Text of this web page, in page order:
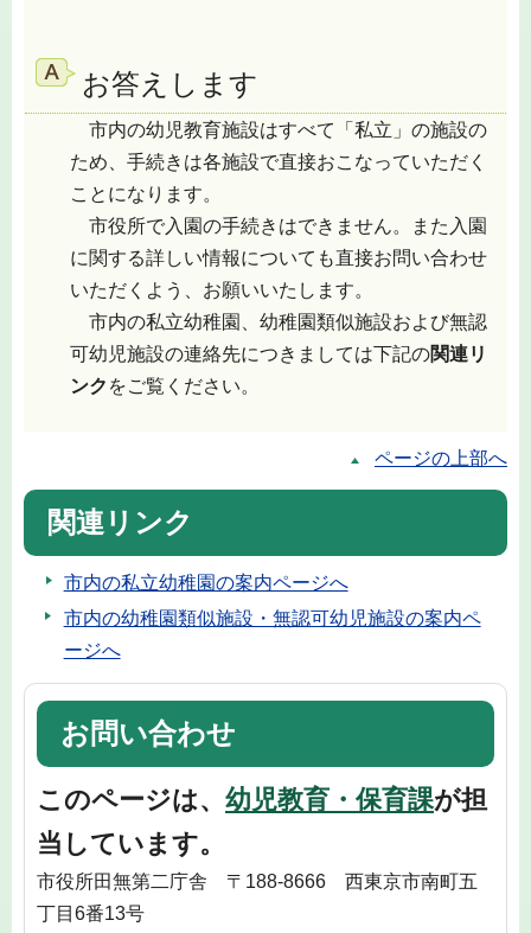
お答えします
市内の幼児教育施設はすべて「私立」の施設の
ため、手続きは各施設で直接おこなっていただく
ことになります。
市役所で入園の手続きはできません。また入園
に関する詳しい情報についても直接お問い合わせ
いただくよう、お願いいたします。
市内の私立幼稚園、幼稚園類似施設および無認
可幼児施設の連絡先につきましては下記の関連リ
ンク をご覧ください。
ページの上部へ
関連リンク
市内の私立幼稚園の案内ページへ
市内の幼稚園類似施設・無認可幼児施設の案内ペ
ージへ
お問い合わせ
このページは、 幼児教育・保育課が担
当しています。
市役所田無第二庁舎 〒188-8666 西東京市南町五
丁目6番13号